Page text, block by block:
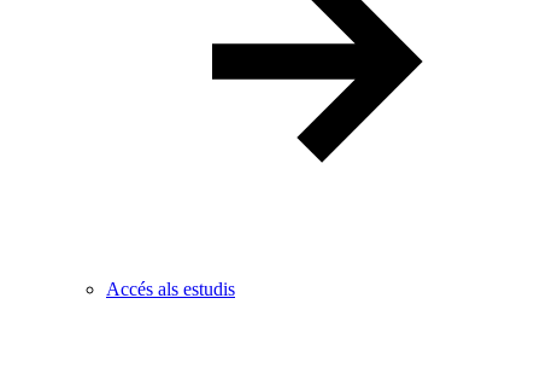
Accés als estudis